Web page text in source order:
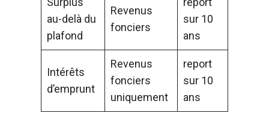
au-delà du
plafond
Revenus
fonciers
sur 10
ans
Intérêts
d’emprunt
Revenus
fonciers
uniquement
report
sur 10
ans